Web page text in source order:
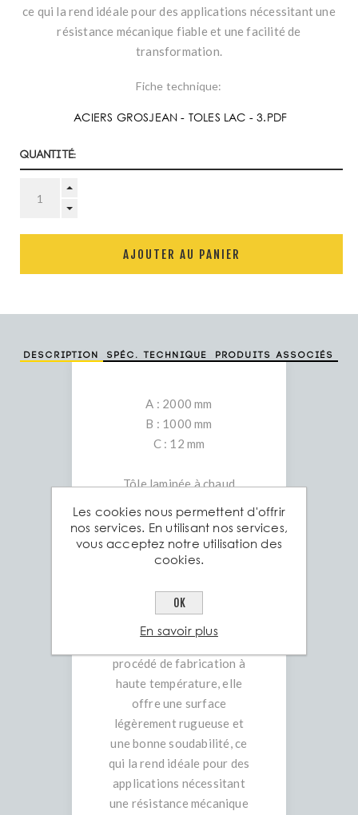
ce qui la rend idéale pour des applications nécessitant une
résistance mécanique fiable et une facilité de
transformation.
Fiche technique:
ACIERS GROSJEAN - TOLES LAC - 3.PDF
Quantité:
AJOUTER AU PANIER
Description Spéc. technique Produits associés
A : 2000 mm
B : 1000 mm
C : 12 mm
Tôle laminée à chaud
construction polyvalent
La tôle laminée à chaud
S235JR est un acier de
utilisé dans divers secteurs
industriels et de la
procédé de fabrication à
haute température, elle
offre une surface
légèrement rugueuse et
une bonne soudabilité, ce
qui la rend idéale pour des
applications nécessitant
une résistance mécanique
Les cookies nous permettent d'offrir
nos services. En utilisant nos services,
vous acceptez notre utilisation des
cookies.
OK
En savoir plus